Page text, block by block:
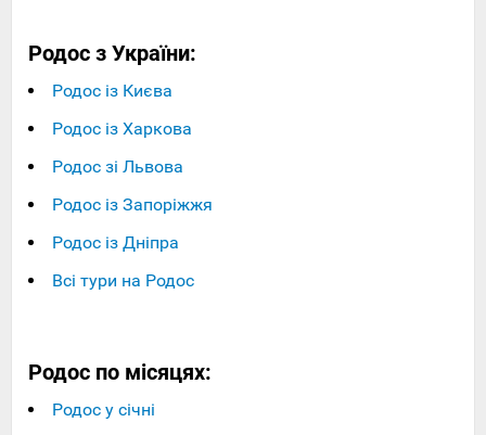
Родос з України:
Родос із Києва
Родос із Харкова
Родос зі Львова
Родос із Запоріжжя
Родос із Дніпра
Всі тури на Родос
Родос по місяцях:
Родос у січні